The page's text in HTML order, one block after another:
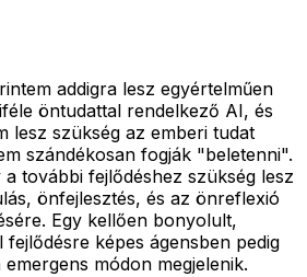
addigra lesz egyértelműen
öntudattal rendelkező AI, és
lesz szükség az emberi tudat
szándékosan fogják "beletenni".
további fejlődéshez szükség lesz
önfejlesztés, és az önreflexió
Egy kellően bonyolult,
képes ágensben pedig
módon megjelenik.